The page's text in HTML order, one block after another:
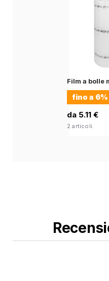
Film a bolle
fino a 6%
da 5.11 €
2 articoli.